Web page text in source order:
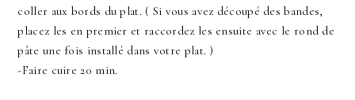
coller aux bords du plat. ( Si vous avez découpé des bandes,
placez les en premier et raccordez les ensuite avec le rond de
pâte une fois installé dans votre plat. )
-Faire cuire 20 min.